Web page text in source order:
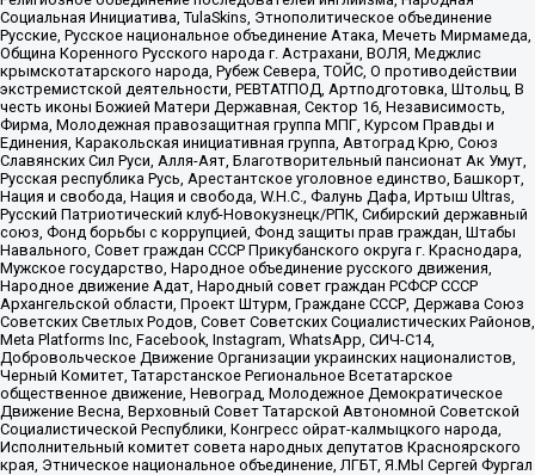
Социальная Инициатива, TulaSkins, Этнополитическое объединение
Русские, Русское национальное объединение Атака, Мечеть Мирмамеда,
Община Коренного Русского народа г. Астрахани, ВОЛЯ, Меджлис
крымскотатарского народа, Рубеж Севера, ТОЙС, О противодействии
экстремистской деятельности, РЕВТАТПОД, Артподготовка, Штольц, В
честь иконы Божией Матери Державная, Сектор 16, Независимость,
Фирма, Молодежная правозащитная группа МПГ, Курсом Правды и
Единения, Каракольская инициативная группа, Автоград Крю, Союз
Славянских Сил Руси, Алля-Аят, Благотворительный пансионат Ак Умут,
Русская республика Русь, Арестантское уголовное единство, Башкорт,
Нация и свобода, Нация и свобода, W.H.С., Фалунь Дафа, Иртыш Ultras,
Русский Патриотический клуб-Новокузнецк/РПК, Сибирский державный
союз, Фонд борьбы с коррупцией, Фонд защиты прав граждан, Штабы
Навального, Совет граждан СССР Прикубанского округа г. Краснодара,
Мужское государство, Народное объединение русского движения,
Народное движение Адат, Народный совет граждан РСФСР СССР
Архангельской области, Проект Штурм, Граждане СССР, Держава Союз
Советских Светлых Родов, Совет Советских Социалистических Районов,
Meta Platforms Inc, Facebook, Instagram, WhatsApp, СИЧ-С14,
Добровольческое Движение Организации украинских националистов,
Черный Комитет, Татарстанское Региональное Всетатарское
общественное движение, Невоград, Молодежное Демократическое
Движение Весна, Верховный Совет Татарской Автономной Советской
Социалистической Республики, Конгресс ойрат-калмыцкого народа,
Исполнительный комитет совета народных депутатов Красноярского
края, Этническое национальное объединение, ЛГБТ, Я.МЫ Сергей Фургал